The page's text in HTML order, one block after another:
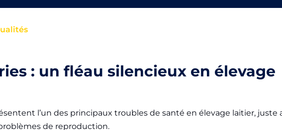
: un fléau silencieux en élevage
l’un des principaux troubles de santé en élevage laitier, juste
de reproduction.